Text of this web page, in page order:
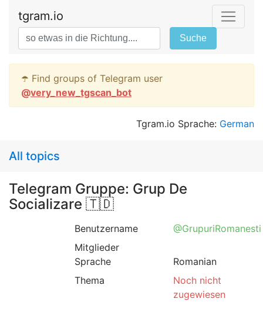
tgram.io
Suche
☂️ Find groups of Telegram user
@very_new_tgscan_bot
Tgram.io Sprache: German
All topics
Telegram Gruppe: Grup De
Socializare 🇹🇩
Benutzername
@GrupuriRomanesti
Mitglieder
Sprache
Romanian
Thema
Noch nicht
zugewiesen